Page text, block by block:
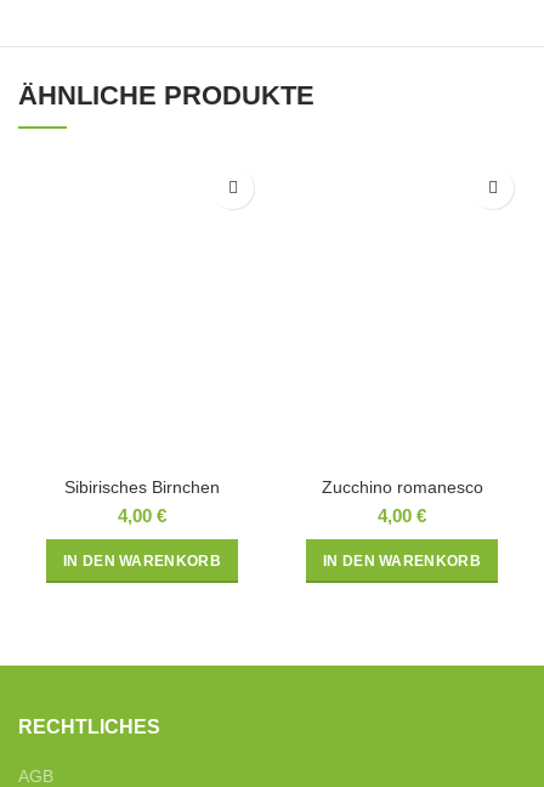
ÄHNLICHE PRODUKTE
Sibirisches Birnchen
4,00 €
IN DEN WARENKORB
Zucchino romanesco
4,00 €
IN DEN WARENKORB
RECHTLICHES
AGB